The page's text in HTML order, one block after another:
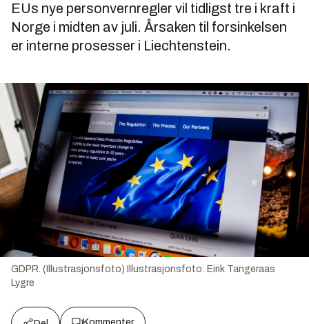
EUs nye personvernregler vil tidligst tre i kraft i
Norge i midten av juli. Årsaken til forsinkelsen
er interne prosesser i Liechtenstein.
GDPR. (Illustrasjonsfoto) Illustrasjonsfoto: Eirik Tangeraas
Lygre